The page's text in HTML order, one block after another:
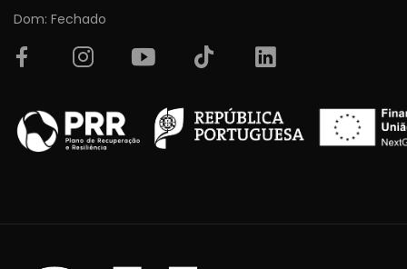
Dom: Fechado